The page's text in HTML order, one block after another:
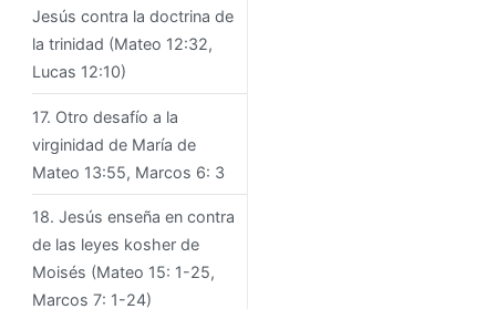
Jesús contra la doctrina de
la trinidad (Mateo 12:32,
Lucas 12:10)
17. Otro desafío a la
virginidad de María de
Mateo 13:55, Marcos 6: 3
18. Jesús enseña en contra
de las leyes kosher de
Moisés (Mateo 15: 1-25,
Marcos 7: 1-24)